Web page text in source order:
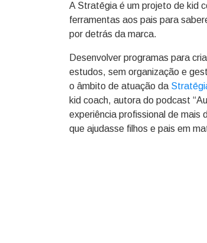
A Stratēgia é um projeto de kid
ferramentas aos pais para
por detrás da marca.
Desenvolver programas para
estudos, sem organização e
o âmbito de atuação da
kid coach, autora do podcast
experiência profissional de mais
que ajudasse filhos e pais em